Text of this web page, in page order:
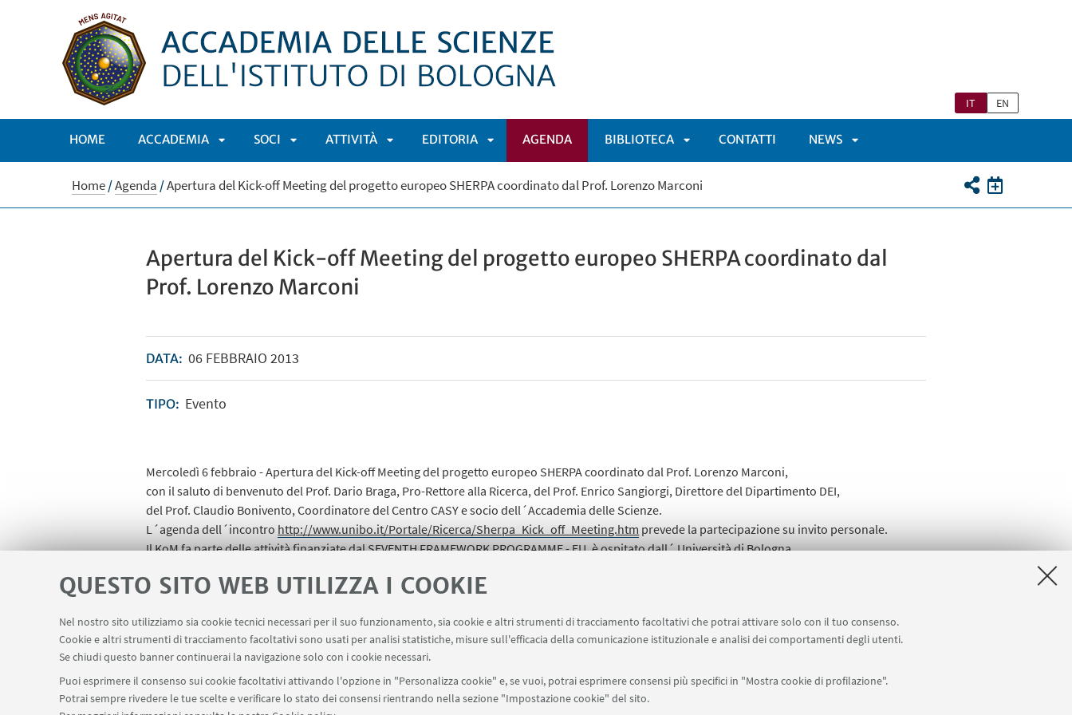
QUESTO SITO WEB UTILIZZA I COOKIE
Nel nostro sito utilizziamo sia cookie tecnici necessari per il suo funzionamento, sia cookie e altri strumenti di tracciamento facoltativi che potrai attivare solo con il tuo consenso.
Cookie e altri strumenti di tracciamento facoltativi sono usati per analisi statistiche, misure sull'efficacia della comunicazione istituzionale e analisi dei comportamenti degli utenti.
Se chiudi questo banner continuerai la navigazione solo con i cookie necessari.
Puoi esprimere il consenso sui cookie facoltativi attivando l'opzione in "Personalizza cookie" e, se vuoi, potrai esprimere consensi più specifici in "Mostra cookie di profilazione".
Potrai sempre rivedere le tue scelte e verificare lo stato dei consensi rientrando nella sezione "Impostazione cookie" del sito.
IT EN
HOME ACCADEMIA
APRI
SOCI
APRI
ATTIVITÀ
APRI
EDITORIA
APRI
AGENDA BIBLIOTECA
APRI
CONTATTI NEWS
Home/Agenda /Apertura del Kick-off Meeting del progetto europeo SHERPA coordinato dal Prof. Lorenzo Marconi
Apertura del Kick-off Meeting del progetto europeo SHERPA coordinato dal
Prof. Lorenzo Marconi
DATA: 06FEBBRAIO 2013
TIPO: Evento
Mercoledì 6 febbraio - Apertura del Kick-off Meeting del progetto europeo SHERPA coordinato dal Prof. Lorenzo Marconi,
con il saluto di benvenuto del Prof. Dario Braga, Pro-Rettore alla Ricerca, del Prof. Enrico Sangiorgi, Direttore del Dipartimento DEI,
del Prof. Claudio Bonivento, Coordinatore del Centro CASY e socio dell´Accademia delle Scienze.
L´agenda dell´incontro http://www.unibo.it/Portale/Ricerca/Sherpa_Kick_off_Meeting.htm prevede la partecipazione su invito personale.
Il KoM fa parte delle attività finanziate dal SEVENTH FRAMEWORK PROGRAMME - EU, è ospitato dall´ Università di Bologna